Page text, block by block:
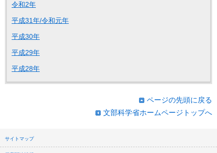
令和2年
平成31年/令和元年
平成30年
平成29年
平成28年
ページの先頭に戻る
文部科学省ホームページトップへ
サイトマップ